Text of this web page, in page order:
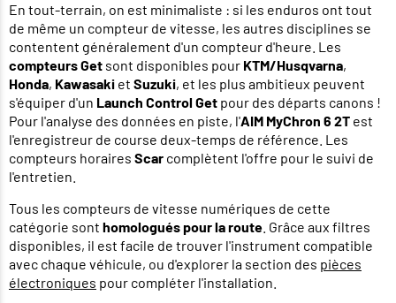
En tout-terrain, on est minimaliste : si les enduros ont tout
de même un compteur de vitesse, les autres disciplines se
contentent généralement d'un compteur d'heure. Les
compteurs Get sont disponibles pour KTM/Husqvarna,
Honda, Kawasaki et Suzuki, et les plus ambitieux peuvent
s'équiper d'un Launch Control Get pour des départs canons !
Pour l'analyse des données en piste, l'AIM MyChron 6 2T est
l'enregistreur de course deux-temps de référence. Les
compteurs horaires Scar complètent l'offre pour le suivi de
l'entretien.
Tous les compteurs de vitesse numériques de cette
catégorie sont homologués pour la route . Grâce aux filtres
disponibles, il est facile de trouver l'instrument compatible
avec chaque véhicule, ou d'explorer la section des pièces
électroniques pour compléter l'installation.